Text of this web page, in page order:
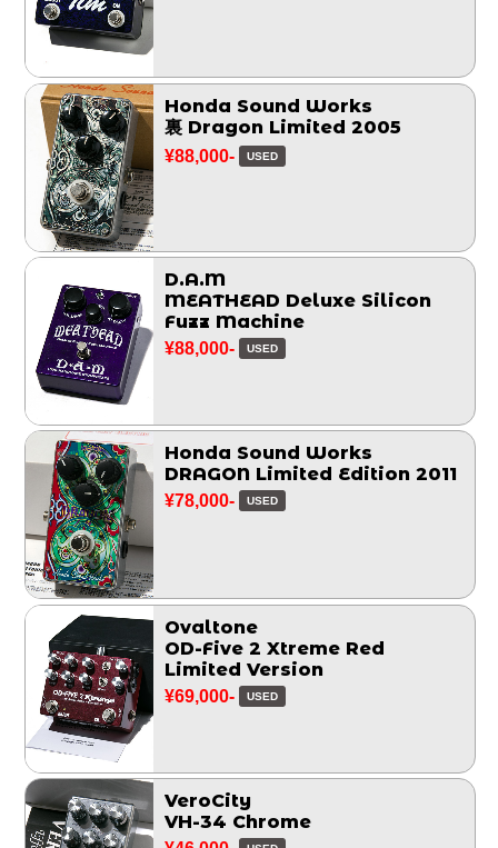
Honda Sound Works
裏 Dragon Limited 2005
¥88,000- USED
D.A.M
MEATHEAD Deluxe Silicon
Fuzz Machine
¥88,000- USED
Honda Sound Works
DRAGON Limited Edition 2011
¥78,000- USED
Ovaltone
OD-Five 2 Xtreme Red
Limited Version
¥69,000- USED
VeroCity
VH-34 Chrome